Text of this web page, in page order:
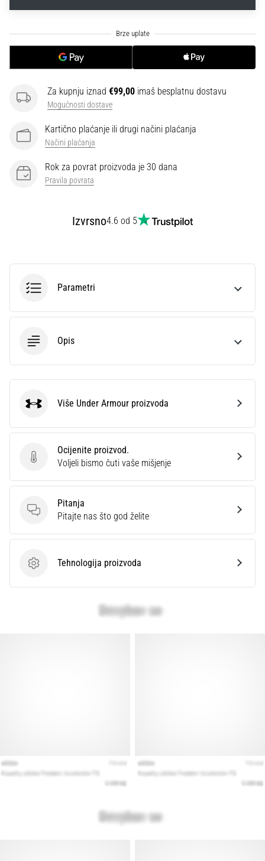
dio
Prikaži
Za kupnju iznad €99,00 imaš besplatnu dostavu
Mogućnosti dostave
Kartično plaćanje ili drugi načini plaćanja
Načini plaćanja
Rok za povrat proizvoda je 30 dana
Pravila povrata
Izvrsno4.6 od 5
Parametri
Opis
Ocijenite proizvod.
Ocijenite proizvod.
Voljeli bismo čuti vaše mišjenje
Pitanja
Pitanja
Pitajte nas što god želite
Tehnologija proizvoda
Tehnologija proizvoda
Under Armour
Više Under Armour proizvoda